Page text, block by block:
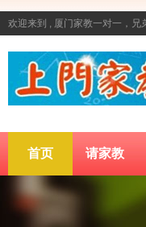
欢迎来到 , 厦门家教一对一，
首页 请家教